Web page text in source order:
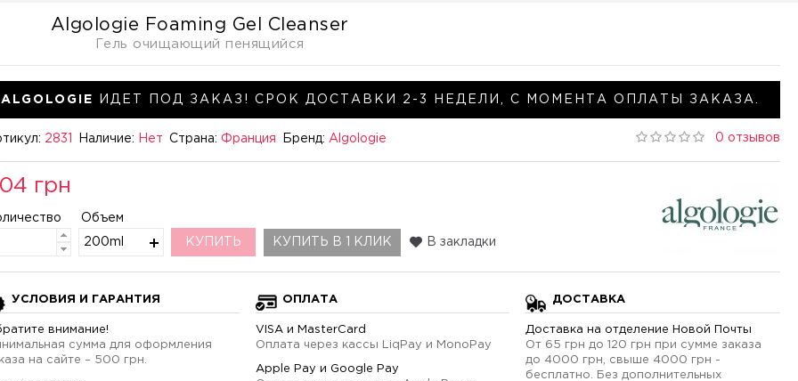
Algologie Foaming Gel Cleanser
Гель очищающий пенящийся
ALGOLOGIE ИДЕТ ПОД ЗАКАЗ! СРОК ДОСТАВКИ 2-3 НЕДЕЛИ, С МОМЕНТА ОПЛАТЫ ЗАКАЗА.
2831 Наличие: Нет Страна:Франция Бренд: Algologie 0 отзывов
грн
Объем
200ml КУПИТЬ КУПИТЬ В 1 КЛИК В закладки
УСЛОВИЯ И ГАРАНТИЯ
внимание!
сумма для оформления
на сайте – 500 грн.
ОПЛАТА
VISA и MasterCard
Оплата через кассы LiqPay и MonoPay
Apple Pay и Google Pay
ДОСТАВКА
Доставка на отделение Новой Почты
От 65 грн до 120 грн при сумме заказа
до 4000 грн, свыше 4000 грн -
бесплатно. Без дополнительных